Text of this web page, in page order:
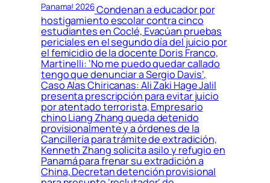
Panama! 2026Condenan a educador por
hostigamiento escolar contra cinco
estudiantes en Coclé, Evacúan pruebas
periciales en el segundo día del juicio por
el femicidio de la docente Doris Franco,
Martinelli: ‘No me puedo quedar callado
tengo que denunciar a Sergio Davis’,
Caso Alas Chiricanas: Ali Zaki Hage Jalil
presenta prescripción para evitar juicio
por atentado terrorista, Empresario
chino Liang Zhang queda detenido
provisionalmente y a órdenes de la
Cancillería para trámite de extradición,
Kenneth Zhang solicita asilo y refugio en
Panamá para frenar su extradición a
China, Decretan detención provisional